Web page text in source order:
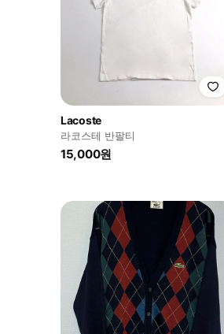
Lacoste
라코스테 반팔티
15,000원